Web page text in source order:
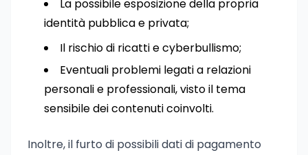
La possibile esposizione della propria
identità pubblica e privata;
Il rischio di ricatti e cyberbullismo;
Eventuali problemi legati a relazioni
personali e professionali, visto il tema
sensibile dei contenuti coinvolti.
Inoltre, il furto di possibili dati di pagamento